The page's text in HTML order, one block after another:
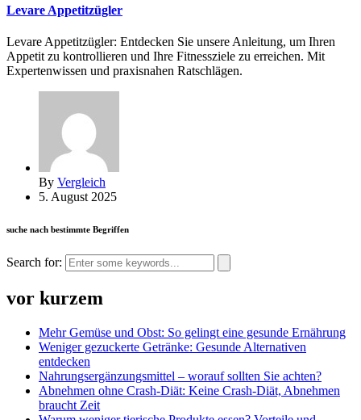
Levare Appetitzügler
Levare Appetitzügler: Entdecken Sie unsere Anleitung, um Ihren
Appetit zu kontrollieren und Ihre Fitnessziele zu erreichen. Mit
Expertenwissen und praxisnahen Ratschlägen.
By Vergleich
5. August 2025
suche nach bestimmte Begriffen
Search for:
vor kurzem
Mehr Gemüse und Obst: So gelingt eine gesunde Ernährung
Weniger gezuckerte Getränke: Gesunde Alternativen
entdecken
Nahrungsergänzungsmittel – worauf sollten Sie achten?
Abnehmen ohne Crash-Diät: Keine Crash-Diät, Abnehmen
braucht Zeit